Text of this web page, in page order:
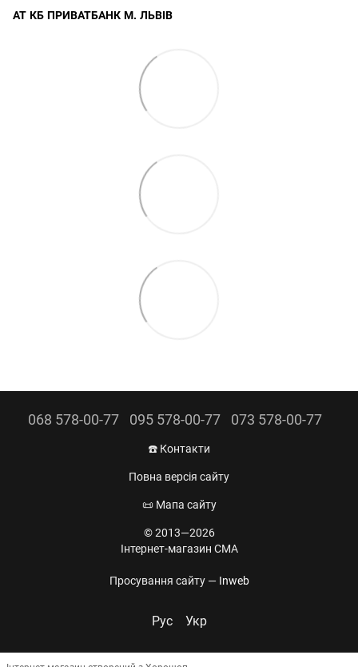
АТ КБ ПРИВАТБАНК М. ЛЬВІВ
068 578-00-77 095 578-00-77 073 578-00-77
☎️ Контакти
Повна версія сайту
📜 Мапа сайту
© 2013—2026
Інтернет-магазин CMA
Просування сайту — Inweb
Рус Укр